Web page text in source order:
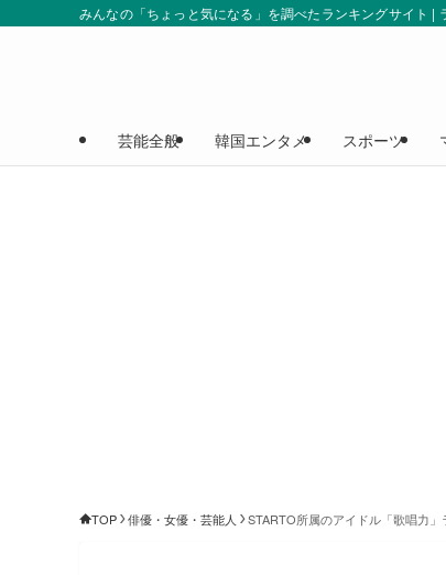
みんなの「ちょっと気になる」を調べたランキングサイト |
芸能全般 韓国エンタメ スポーツ
TOP 俳優・女優・芸能人 STARTO所属のアイドル「歌唱力」